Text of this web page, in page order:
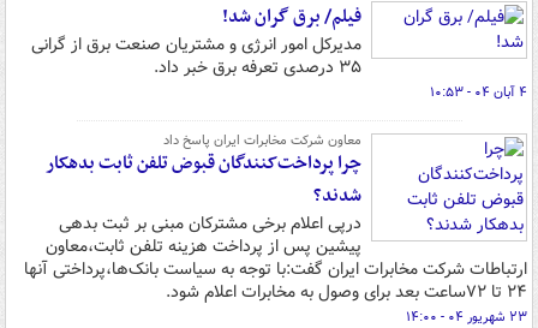
فیلم/ برق گران شد!
مدیرکل امور انرژی و مشتریان صنعت برق از گرانی
۳۵ درصدی تعرفه برق خبر داد.
۴ آبان ۰۴ - ۱۰:۵۳
معاون شرکت مخابرات ایران پاسخ داد
چرا پرداخت‌کنندگان قبوض تلفن ثابت بدهکار
شدند؟
درپی اعلام برخی مشترکان مبنی بر ثبت بدهی
پیشین پس از پرداخت هزینه تلفن ثابت،معاون
ارتباطات شرکت مخابرات ایران گفت:با توجه به سیاست بانک‌ها،پرداختی آنها
۲۴ تا ۷۲ساعت بعد برای وصول به مخابرات اعلام شود.
۲۳ شهریور ۰۴ - ۱۴:۰۰